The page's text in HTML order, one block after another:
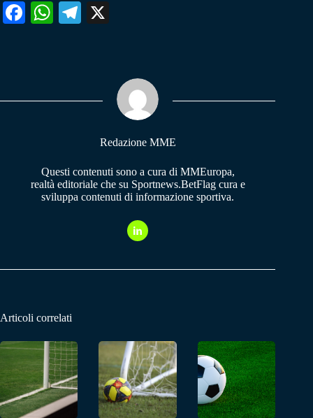
Fa W
pp
Te
m
Redazione MME
Questi contenuti sono a cura di MMEuropa,
realtà editoriale che su Sportnews.BetFlag cura e
sviluppa contenuti di informazione sportiva.
Articoli correlati